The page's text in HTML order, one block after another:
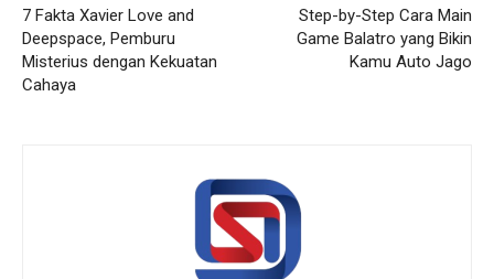
7 Fakta Xavier Love and
Deepspace, Pemburu
Misterius dengan Kekuatan
Cahaya
Step-by-Step Cara Main
Game Balatro yang Bikin
Kamu Auto Jago